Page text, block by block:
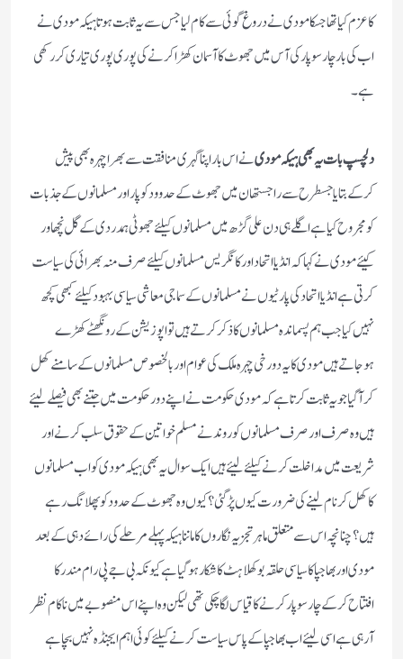
کا عزم کیا تھا جسکا مودی نے دروغ گوئی سے کام لیا جس سے یہ ثابت ہوتا ہیکہ مودی نے
اب کی بار چار سو پار کی آس میں جھوٹ کا آسمان کھڑا کرنے کی پوری پوری تیاری کر رکھی
ہے۔
دلچسپ بات یہ بھی ہیکہ مودینے اس بار اپنا گہری منافقت سے بھراچہرہ بھی پیش
کرکے بتایا جسطرح سے راجستھان میں جھوٹ کے حدوود کو پار اور مسلمانوں کے جذبات
کو مجروح کیا ہے اگلے ہی دن علی گڑھ میں مسلمانوں کیلئے جھوٹی ہمدردی کے گل نچھاور
کیئے مودی نے کہا کہ انڈیا اتحاد اور کانگریس مسلمانوں کیلئے صرف منہ بھرائی کی سیاست
کرتی ہے انڈیا اتحاد کی پارٹیوں نے مسلمانوں کے سماجی معاشی سیاسی بہبود کیلئے کبھی کچھ
نہیں کیا جب ہم پسماندہ مسلمانوں کا ذکر کرتے ہیں تو اپوزیشن کے رونگھٹے کھڑے
ہوجاتے ہیں مودی کا یہ دو رخی چہرہ ملک کی عوام اور بالخصوص مسلمانوں کے سامنے کھل
کر آگیا جو یہ ثابت کرتا ہے کہ مودی حکومت نے اپنے دور حکومت میں جتنے بھی فیصلے لیئے
ہیں وہ صرف اور صرف مسلمانوں کو روندنے مسلم خواتین کے حقوق سلب کرنے اور
شریعت میں مداخلت کرنے کیلئے لیئے ہیں ایک سوال یہ بھی ہیکہ مودی کو اب مسلمانوں
کا کھل کر نام لینے کی ضرورت کیوں پڑگئی؟کیوں وہ جھوٹ کے حدود کو پھلانگ رہے
ہیں؟چنانچہ اس سے متعلق ماہر تجزیہ نگاروں کا ماننا ہیکہ پہلے مرحلے کی رائے دہی کے بعد
مودی اور بھاجپا کا سیاسی حلقہ بوکھلاہٹ کا شکار ہوگیا ہے کیونکہ بی جے پی رام مندر کا
افتتاح کرکے چار سو پار کرنے کا قیاس لگاچکی تھی لیکن وہ اپنے اس منصوبے میں ناکام نظر
آرہی ہے اسی لیئے اب بھاجپا کے پاس سیاست کرنے کیلئے کوئی اہم ایجنڈہ نہیں بچا ہے